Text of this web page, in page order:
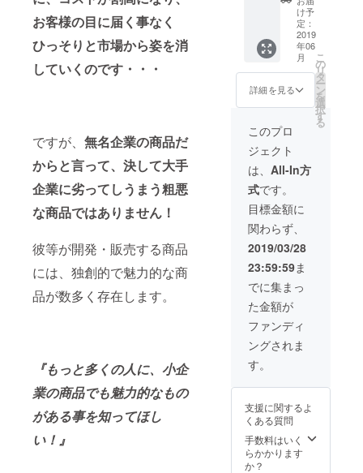
お客様の目に届く事なく
ひっそりと市場から姿を消
していく のです・・・
ですが、 無名企業の商品だ
からと言って、決して大手
企業に劣ってしうまう粗悪
な商品ではありません！
彼等が開発・販売する商品
には、独創的で魅力的な商
品が数多く存在します。
『もっと多くの人に、小企
業の商品でも魅力的なもの
がある事を知ってほし
い！』
面会い
たしま
す。 ※
日程
2019年
4-5月ご
ろを予
す。 ※
山手線
沿線を
主に検
討して
いま
す。
お話し
ません
か？ 仕
事の悩
み、恋
愛相談
も受け
す。 ※2
時間を
超える
ケース
もあり
ますが
ご容赦
くださ
い。 ※
公共の
場所で
面会い
たしま
す。 ※
日程
2019年
4-5月ご
ろを予
す。 ※
場所は
山手線
沿線を
主に検
討して
におす
すめ 商
品金額
15,000
円以上
の商品
をお送
りしま
す。 ※
商品発
送が複
数個、
複数カ
テゴ
リーお
送りす
ること
があり
ます。
ま
た、全
商品の
発送ま
で1-2か
月のお
時間を
頂く可
ます。
け予
定：
2019
年06
月
詳細を見る
こ
の
リ
タ
ー
ン
を
選
択
す
る
このプロ
ジェクト
は、 All-In方
式です。
目標金額に
関わらず、
2019/03/28
23:59:59ま
でに集まっ
た金額が
ファンディ
ングされま
す。
支援に関するよ
くある質問
手数料はいく
らかかります
か？